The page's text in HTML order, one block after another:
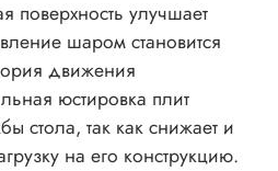
улучшает
шаром становится
движения
юстировка плит
стола, так как снижает и
на его конструкцию.